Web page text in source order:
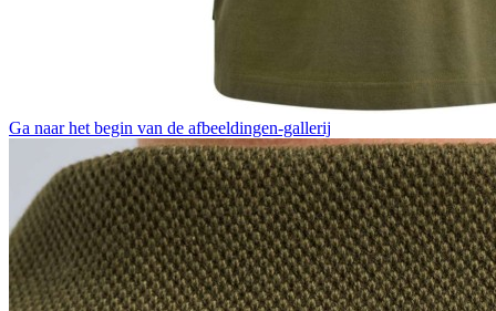
Ga naar het begin van de afbeeldingen-gallerij